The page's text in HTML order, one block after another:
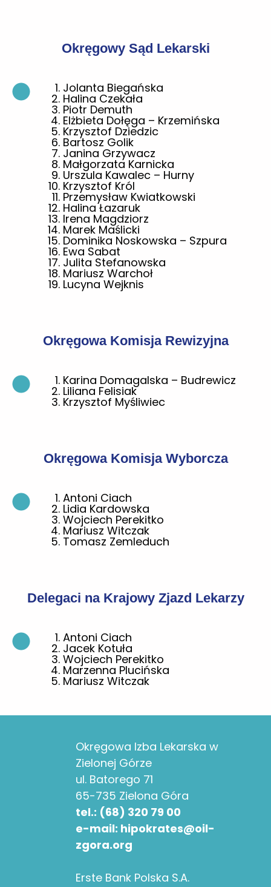
Okręgowy Sąd Lekarski
Jolanta Biegańska
Halina Czekała
Piotr Demuth
Elżbieta Dołęga – Krzemińska
Krzysztof Dziedzic
Bartosz Golik
Janina Grzywacz
Małgorzata Karnicka
Urszula Kawalec – Hurny
Krzysztof Król
Przemysław Kwiatkowski
Halina Łazaruk
Irena Magdziorz
Marek Maślicki
Dominika Noskowska – Szpura
Ewa Sabat
Julita Stefanowska
Mariusz Warchoł
Lucyna Wejknis
Okręgowa Komisja Rewizyjna
Karina Domagalska – Budrewicz
Liliana Felisiak
Krzysztof Myśliwiec
Okręgowa Komisja Wyborcza
Antoni Ciach
Lidia Kardowska
Wojciech Perekitko
Mariusz Witczak
Tomasz Zemleduch
Delegaci na Krajowy Zjazd Lekarzy
Antoni Ciach
Jacek Kotuła
Wojciech Perekitko
Marzenna Plucińska
Mariusz Witczak
Okręgowa Izba Lekarska w
Zielonej Górze
ul. Batorego 71
65-735 Zielona Góra
tel.: (68) 320 79 00
e-mail: hipokrates@oil-
zgora.org
Erste Bank Polska S.A.